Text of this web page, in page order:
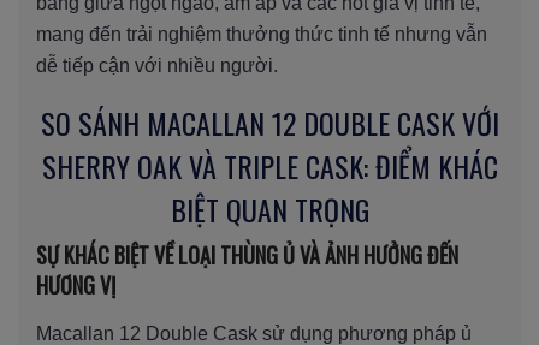
mang đến trải nghiệm thưởng thức tinh tế nhưng vẫn
dễ tiếp cận với nhiều người.
SO SÁNH MACALLAN 12 DOUBLE CASK VỚI
SHERRY OAK VÀ TRIPLE CASK: ĐIỂM KHÁC
BIỆT QUAN TRỌNG
SỰ KHÁC BIỆT VỀ LOẠI THÙNG Ủ VÀ ẢNH HƯỞNG ĐẾN
HƯƠNG VỊ
Macallan 12 Double Cask sử dụng phương pháp ủ